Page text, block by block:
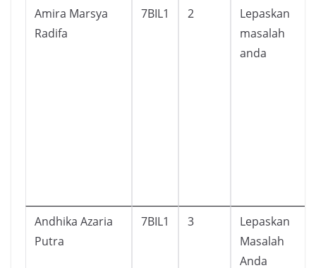
Amira Marsya
Radifa
7BIL1 2
Lepaskan
masalah
anda
Andhika Azaria
Putra
7BIL1 3
Lepaskan
Masalah
Anda